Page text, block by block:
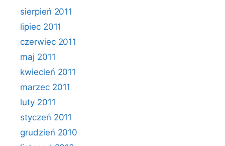
sierpień 2011
lipiec 2011
czerwiec 2011
maj 2011
kwiecień 2011
marzec 2011
luty 2011
styczeń 2011
grudzień 2010